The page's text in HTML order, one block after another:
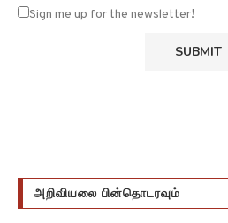
Sign me up for the newsletter!
அறிவியலை பின்தொடரவும்